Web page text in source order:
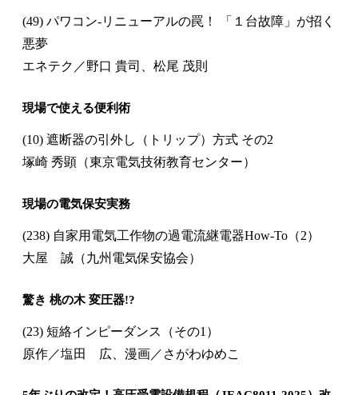
(49) パワコン-リニューアルの罠！ 「１台故障」が招く
悪夢
エネテク／野口 貴司、松尾 茂則
現場で使える便利術
(10) 遮断器の引外し（トリップ）方式 その2
塚崎 秀顕（東京電気技術教育センター）
現場の電気保安実務
(238) 自家用電気工作物の過電流継電器How-To（2）
大屋 誠（九州電気保安協会）
驚き 桃の木 変圧器!?
(23) 短絡インピーダンス（その1）
原作／塩田 広、漫画／さがわゆめこ